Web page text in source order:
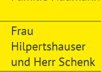
Frau
Hilpertshauser
und Herr Schenk